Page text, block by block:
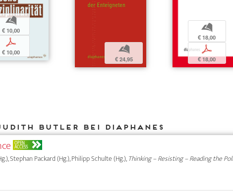
b
€ 10,00
p
€ 10,00 b
€ 24,95
b
€ 18,00
p
€ 18,00
Butler bei DIAPHANES
OPEN
ACCESS
Stephan Packard (Hg.), Philipp Schulte (Hg.),Thinking – Resisting – Reading the